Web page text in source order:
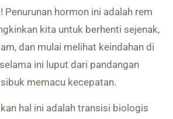
Penurunan hormon ini adalah rem
kita untuk berhenti sejenak,
dan mulai melihat keindahan di
ini luput dari pandangan
memacu kecepatan.
hal ini adalah transisi biologis